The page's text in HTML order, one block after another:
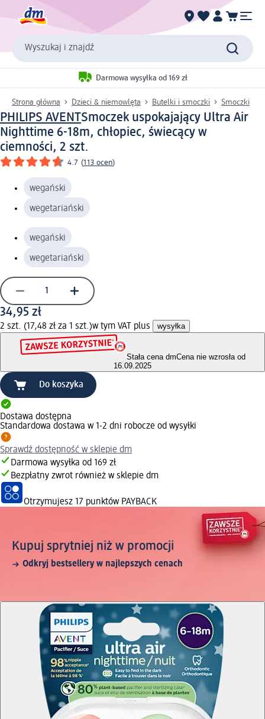
Wyszukaj i znajdź
Darmowa wysyłka od 169 zł
Strona główna Dzieci & niemowlęta Butelki i smoczki Smoczki
PHILIPS AVENTSmoczek uspokajający Ultra Air
Nighttime 6-18m, chłopiec, świecący w
ciemności, 2 szt.
4.7 (113 ocen)
wegański
wegetariański
wegański
wegetariański
34,95 zł
2 szt. (17,48 zł za 1 szt.)w tym VAT plus wysyłka
Stała cena dmCena nie wzrosła od
16.09.2025
Do koszyka
Dostawa dostępna
Standardowa dostawa w 1-2 dni robocze od wysyłki
Sprawdź dostępność w sklepie dm
Darmowa wysyłka od 169 zł
Bezpłatny zwrot również w sklepie dm
Otrzymujesz 17 punktów PAYBACK
Kupuj sprytniej niż w promocji
Odkryj bestsellery w najlepszych cenach